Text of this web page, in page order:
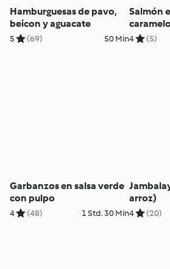
Hamburguesas de pavo,
beicon y aguacate
5 (69) 50 Min
Salmón
4 (5)
Garbanzos en salsa verde
con pulpo
4 (48) 1 Std. 30 Min
arroz)
4 (20)